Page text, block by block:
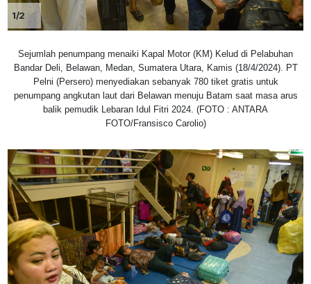
1/2
Sejumlah penumpang menaiki Kapal Motor (KM) Kelud di Pelabuhan
Bandar Deli, Belawan, Medan, Sumatera Utara, Kamis (18/4/2024). PT
Pelni (Persero) menyediakan sebanyak 780 tiket gratis untuk
penumpang angkutan laut dari Belawan menuju Batam saat masa arus
balik pemudik Lebaran Idul Fitri 2024. (FOTO : ANTARA
FOTO/Fransisco Carolio)